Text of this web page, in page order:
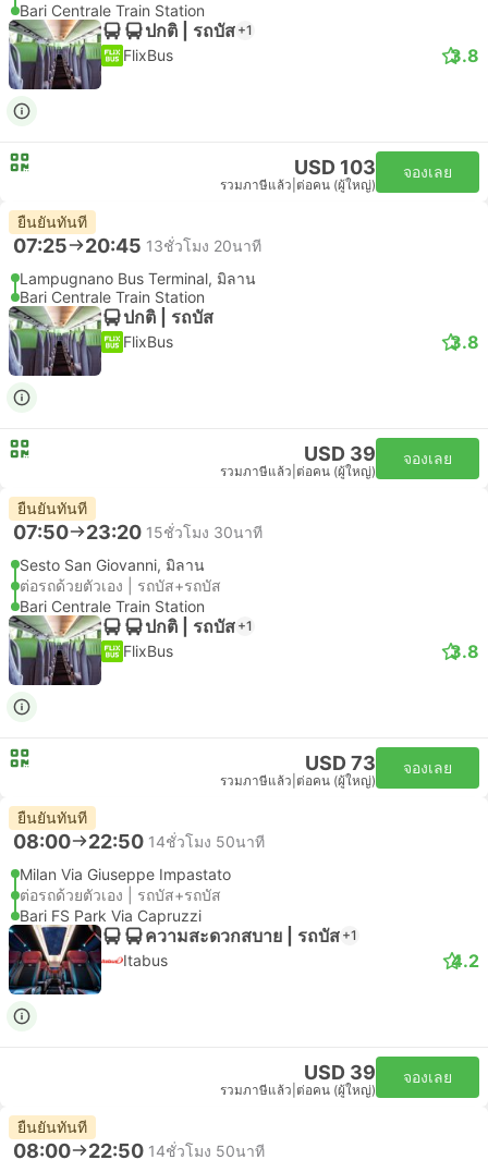
Bari Centrale Train Station
ปกติ | รถบัส +1
FlixBus 3.8
USD 103
รวมภาษีแล้ว ต่อคน (ผู้ใหญ่)
จองเลย
ยืนยันทันที
07:25 20:45 13ชั่วโมง 20นาที
Lampugnano Bus Terminal, มิลาน
Bari Centrale Train Station
ปกติ | รถบัส
FlixBus 3.8
USD 39
รวมภาษีแล้ว ต่อคน (ผู้ใหญ่)
จองเลย
ยืนยันทันที
07:50 23:20 15ชั่วโมง 30นาที
Sesto San Giovanni, มิลาน
ต่อรถด้วยตัวเอง | รถบัส+รถบัส
Bari Centrale Train Station
ปกติ | รถบัส +1
FlixBus 3.8
USD 73
รวมภาษีแล้ว ต่อคน (ผู้ใหญ่)
จองเลย
ยืนยันทันที
08:00 22:50 14ชั่วโมง 50นาที
Milan Via Giuseppe Impastato
ต่อรถด้วยตัวเอง | รถบัส+รถบัส
Bari FS Park Via Capruzzi
ความสะดวกสบาย | รถบัส +1
Itabus 4.2
USD 39
รวมภาษีแล้ว ต่อคน (ผู้ใหญ่)
จองเลย
ยืนยันทันที
08:00 22:50 14ชั่วโมง 50นาที